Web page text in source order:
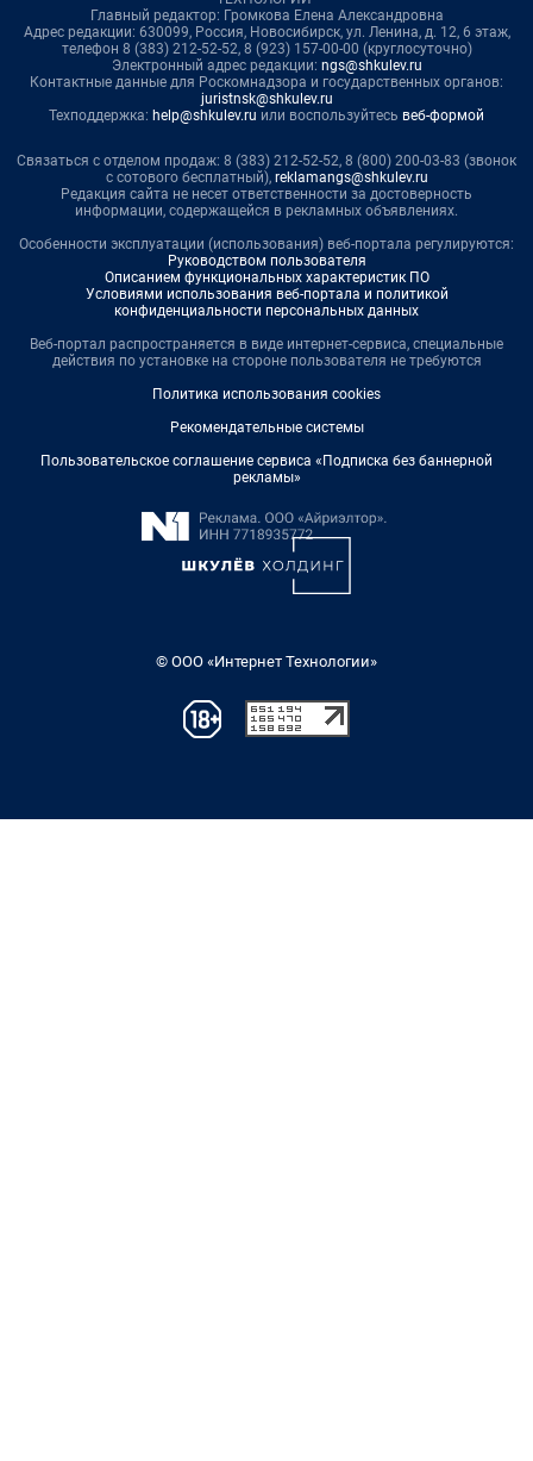
Главный редактор: Громкова Елена Александровна
Адрес редакции: 630099, Россия, Новосибирск, ул. Ленина, д. 12, 6 этаж,
телефон 8 (383) 212-52-52, 8 (923) 157-00-00 (круглосуточно)
Электронный адрес редакции: ngs@shkulev.ru
Контактные данные для Роскомнадзора и государственных органов:
juristnsk@shkulev.ru
Техподдержка: help@shkulev.ru или воспользуйтесь веб-формой
Связаться с отделом продаж: 8 (383) 212-52-52, 8 (800) 200-03-83 (звонок
с сотового бесплатный), reklamangs@shkulev.ru
Редакция сайта не несет ответственности за достоверность
информации, содержащейся в рекламных объявлениях.
Особенности эксплуатации (использования) веб-портала регулируются:
Руководством пользователя
Описанием функциональных характеристик ПО
Условиями использования веб-портала и политикой
конфиденциальности персональных данных
Веб-портал распространяется в виде интернет-сервиса, специальные
действия по установке на стороне пользователя не требуются
Политика использования cookies
Рекомендательные системы
Пользовательское соглашение сервиса «Подписка без баннерной
рекламы»
© ООО «Интернет Технологии»